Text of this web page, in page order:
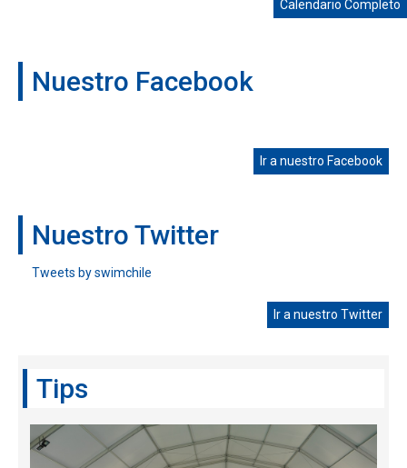
Calendario Completo
Nuestro Facebook
Ir a nuestro Facebook
Nuestro Twitter
Tweets by swimchile
Ir a nuestro Twitter
Tips